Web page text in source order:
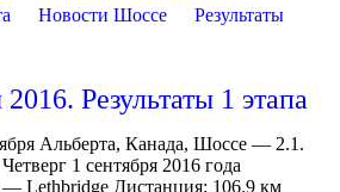
Новости Шоссе
Результаты
Результаты 1 этапа
Альберта, Канада, Шоссе — 2.1.
1 сентября 2016 года
Lethbridge Дистанция: 106.9 км